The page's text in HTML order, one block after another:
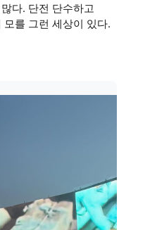
다. 단전 단수하고
를 그런 세상이 있다.